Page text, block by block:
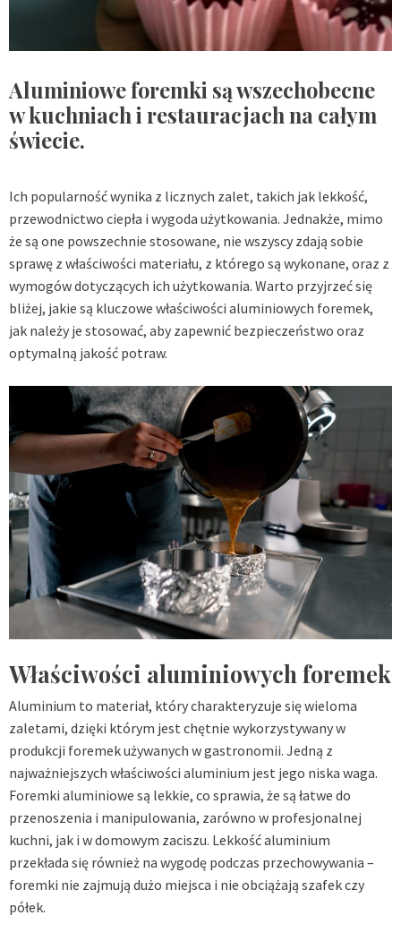
Aluminiowe foremki są wszechobecne
w kuchniach i restauracjach na całym
świecie.
Ich popularność wynika z licznych zalet, takich jak lekkość,
przewodnictwo ciepła i wygoda użytkowania. Jednakże, mimo
że są one powszechnie stosowane, nie wszyscy zdają sobie
sprawę z właściwości materiału, z którego są wykonane, oraz z
wymogów dotyczących ich użytkowania. Warto przyjrzeć się
bliżej, jakie są kluczowe właściwości aluminiowych foremek,
jak należy je stosować, aby zapewnić bezpieczeństwo oraz
optymalną jakość potraw.
Właściwości aluminiowych foremek
Aluminium to materiał, który charakteryzuje się wieloma
zaletami, dzięki którym jest chętnie wykorzystywany w
produkcji foremek używanych w gastronomii. Jedną z
najważniejszych właściwości aluminium jest jego niska waga.
Foremki aluminiowe są lekkie, co sprawia, że są łatwe do
przenoszenia i manipulowania, zarówno w profesjonalnej
kuchni, jak i w domowym zaciszu. Lekkość aluminium
przekłada się również na wygodę podczas przechowywania –
foremki nie zajmują dużo miejsca i nie obciążają szafek czy
półek.